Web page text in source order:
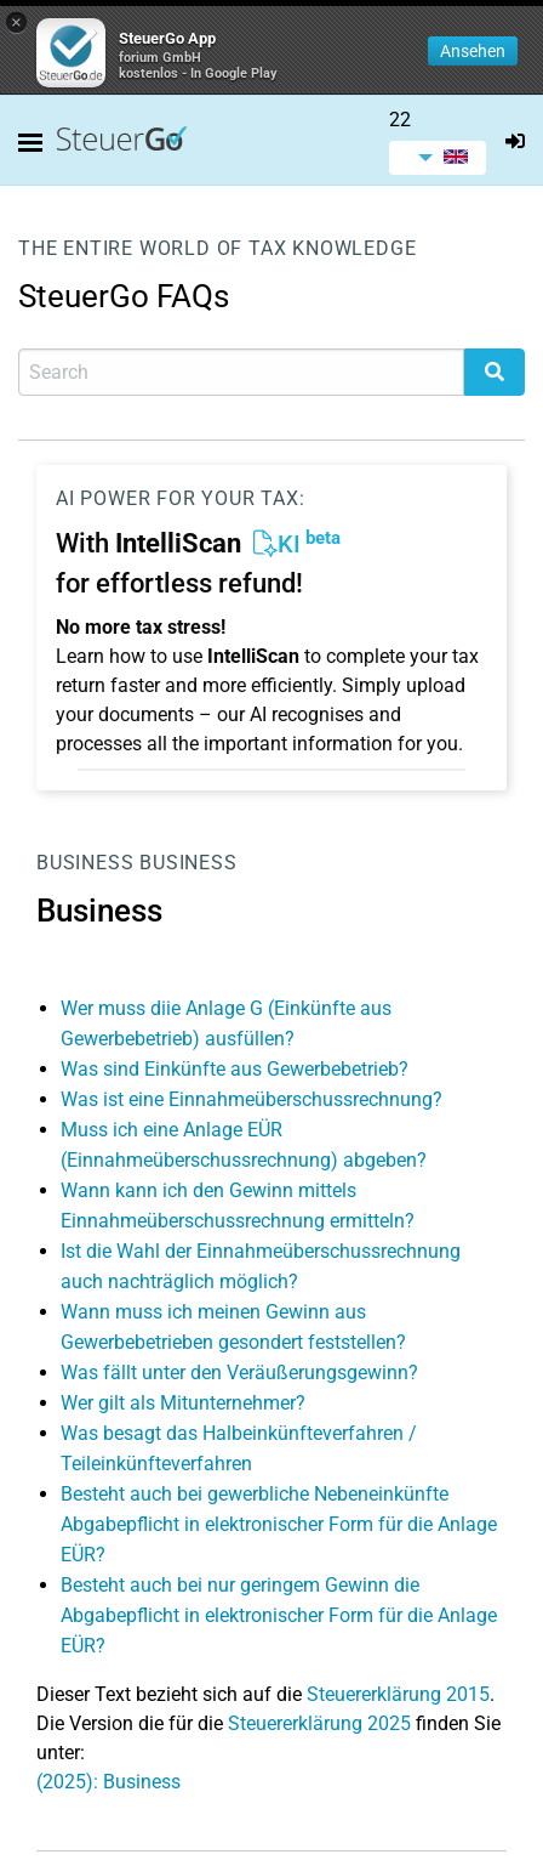
×
SteuerGo App
forium GmbH
kostenlos - In Google Play
Ansehen
22
THE ENTIRE WORLD OF TAX KNOWLEDGE
SteuerGo FAQs
AI POWER FOR YOUR TAX:
With IntelliScan KI beta
for effortless refund!
No more tax stress!
Learn how to use IntelliScan to complete your tax
return faster and more efficiently. Simply upload
your documents – our AI recognises and
processes all the important information for you.
BUSINESS BUSINESS
Business
Wer muss diie Anlage G (Einkünfte aus
Gewerbebetrieb) ausfüllen?
Was sind Einkünfte aus Gewerbebetrieb?
Was ist eine Einnahmeüberschussrechnung?
Muss ich eine Anlage EÜR
(Einnahmeüberschussrechnung) abgeben?
Wann kann ich den Gewinn mittels
Einnahmeüberschussrechnung ermitteln?
Ist die Wahl der Einnahmeüberschussrechnung
auch nachträglich möglich?
Wann muss ich meinen Gewinn aus
Gewerbebetrieben gesondert feststellen?
Was fällt unter den Veräußerungsgewinn?
Wer gilt als Mitunternehmer?
Was besagt das Halbeinkünfteverfahren /
Teileinkünfteverfahren
Besteht auch bei gewerbliche Nebeneinkünfte
Abgabepflicht in elektronischer Form für die Anlage
EÜR?
Besteht auch bei nur geringem Gewinn die
Abgabepflicht in elektronischer Form für die Anlage
EÜR?
Dieser Text bezieht sich auf die Steuererklärung 2015.
Die Version die für die Steuererklärung 2025 finden Sie
unter:
(2025): Business